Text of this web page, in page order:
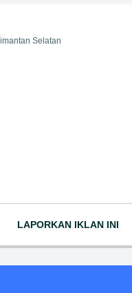
Selatan
LAPORKAN IKLAN INI